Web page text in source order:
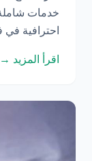
خدمات
احترافية في
اقرأ المزيد →